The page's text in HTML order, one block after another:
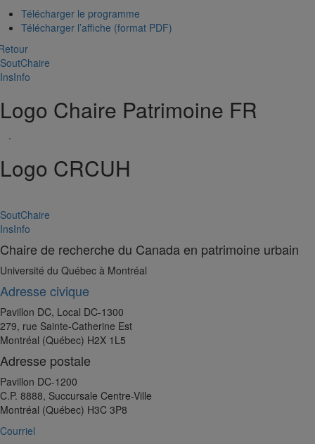
Télécharger le programme
Télécharger l’affiche (format PDF)
SoutChaire
InsInfo
Logo Chaire Patrimoine FR
.
Logo CRCUH
SoutChaire
InsInfo
Chaire de recherche du Canada en patrimoine urbain
Université du Québec à Montréal
Adresse civique
Pavillon DC, Local DC-1300
279, rue Sainte-Catherine Est
Montréal (Québec) H2X 1L5
Adresse postale
Pavillon DC-1200
C.P. 8888, Succursale Centre-Ville
Montréal (Québec) H3C 3P8
Courriel